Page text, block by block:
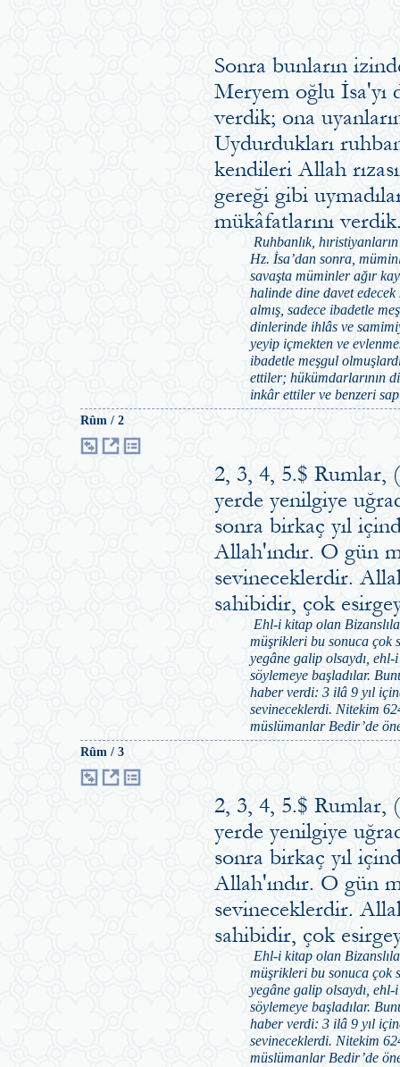
Sonra bunların
Meryem oğlu İsa'yı
verdik; ona
Uydurdukları
kendileri Allah
gereği gibi
mükâfatlarını
Ruhbanlık,
Hz. İsa’dan sonra,
savaşta müminler ağır
halinde dine davet
almış, sadece ibadetle
dinlerinde ihlâs ve
yeyip içmekten ve
ibadetle meşgul
ettiler; hükümdarlarının
inkâr ettiler ve benzeri
Rûm / 2
2, 3, 4, 5.$ Rumlar,
yerde yenilgiye
sonra birkaç yıl
Allah'ındır. O gün
sevineceklerdir.
sahibidir, çok
Ehl-i kitap olan
müşrikleri bu sonuca çok
yegâne galip olsaydı,
söylemeye başladılar.
haber verdi: 3 ilâ 9 yıl
sevineceklerdi. Nitekim
müslümanlar Bedir’de
Rûm / 3
2, 3, 4, 5.$ Rumlar,
yerde yenilgiye
sonra birkaç yıl
Allah'ındır. O gün
sevineceklerdir.
sahibidir, çok
Ehl-i kitap olan
müşrikleri bu sonuca çok
yegâne galip olsaydı,
söylemeye başladılar.
haber verdi: 3 ilâ 9 yıl
sevineceklerdi. Nitekim
müslümanlar Bedir’de